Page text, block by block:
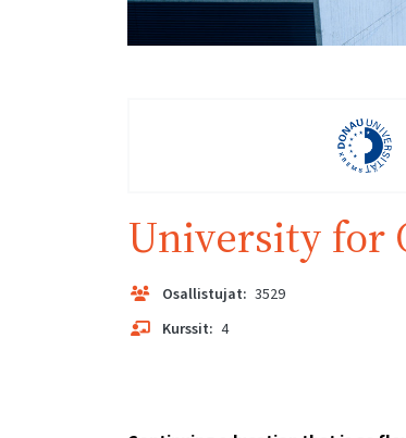
University for
Osallistujat: 3529
Kurssit: 4